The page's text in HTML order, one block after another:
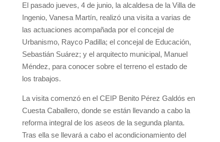
El pasado jueves, 4 de junio, la alcaldesa de la Villa de
Ingenio, Vanesa Martín, realizó una visita a varias de
las actuaciones acompañada por el concejal de
Urbanismo, Rayco Padilla; el concejal de Educación,
Sebastián Suárez; y el arquitecto municipal, Manuel
Méndez, para conocer sobre el terreno el estado de
los trabajos.
La visita comenzó en el CEIP Benito Pérez Galdós en
Cuesta Caballero, donde se están llevando a cabo la
reforma integral de los aseos de la segunda planta.
Tras ella se llevará a cabo el acondicionamiento del